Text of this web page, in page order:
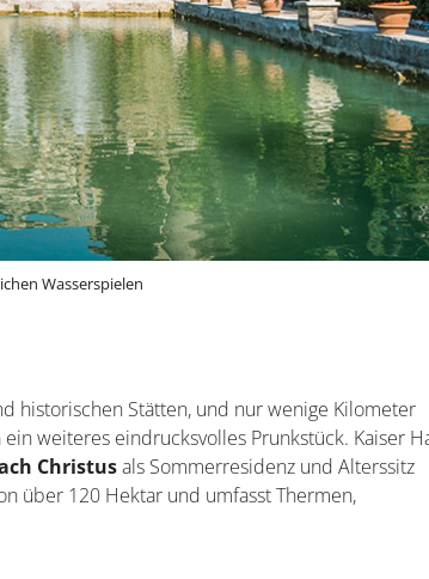
Wasserspielen
historischen Stätten, und nur wenige Kilometer
weiteres eindrucksvolles Prunkstück. Kaiser
Christusals Sommerresidenz und Alterssitz
über 120 Hektar und umfasst Thermen,